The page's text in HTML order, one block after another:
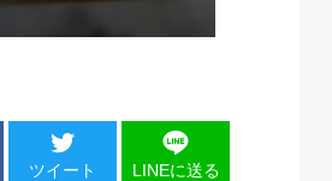
ツイート LINEに送る